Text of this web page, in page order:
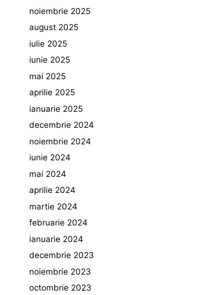
noiembrie 2025
august 2025
iulie 2025
iunie 2025
mai 2025
aprilie 2025
ianuarie 2025
decembrie 2024
noiembrie 2024
iunie 2024
mai 2024
aprilie 2024
martie 2024
februarie 2024
ianuarie 2024
decembrie 2023
noiembrie 2023
octombrie 2023